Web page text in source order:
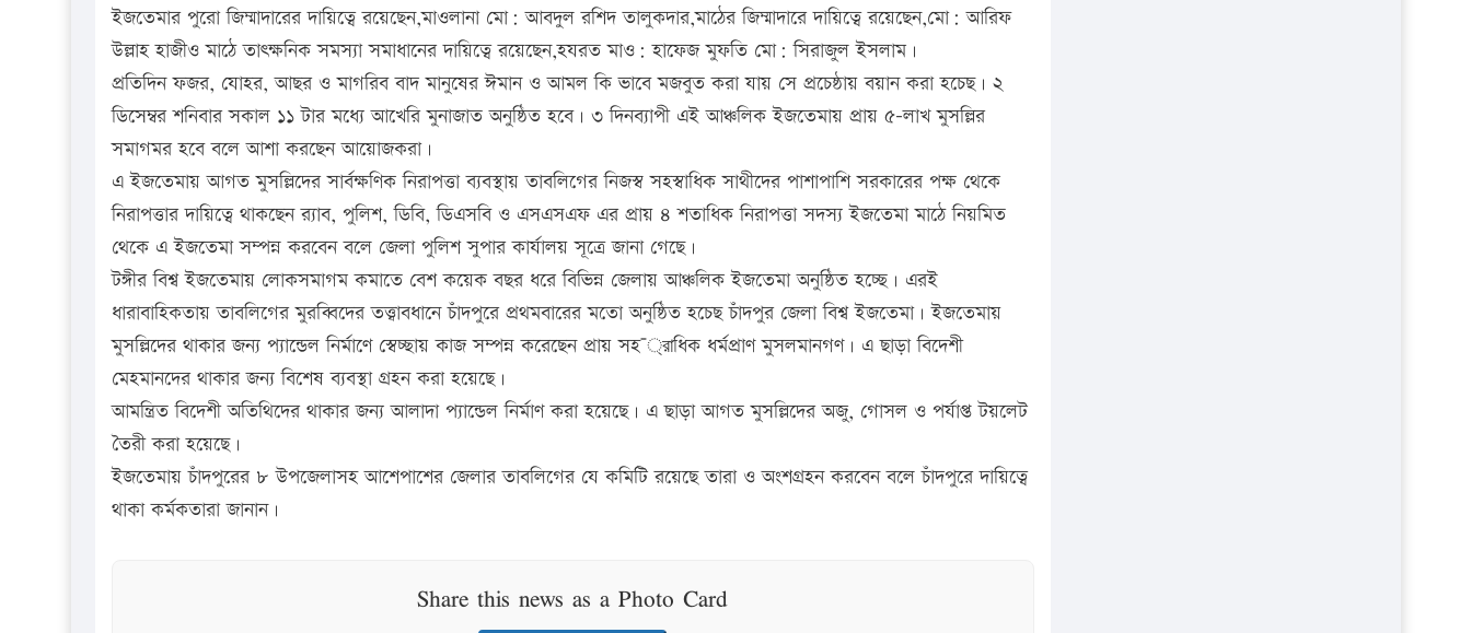
ইজতেমার পুরো জিম্মাদারের দায়িত্বে রয়েছেন,মাওলানা মো: আবদুল রশিদ তালুকদার,মাঠের জিম্মাদারে দায়িত্বে রয়েছেন,মো: আরিফ
উল্লাহ হাজীও মাঠে তাৎক্ষনিক সমস্যা সমাধানের দায়িত্বে রয়েছেন,হযরত মাও: হাফেজ মুফতি মো: সিরাজুল ইসলাম।
প্রতিদিন ফজর, যোহর, আছর ও মাগরিব বাদ মানুষের ঈমান ও আমল কি ভাবে মজবুত করা যায় সে প্রচেষ্ঠায় বয়ান করা হচেছ। ২
ডিসেম্বর শনিবার সকাল ১১ টার মধ্যে আখেরি মুনাজাত অনুষ্ঠিত হবে। ৩ দিনব্যাপী এই আঞ্চলিক ইজতেমায় প্রায় ৫-লাখ মুসল্লির
সমাগমর হবে বলে আশা করছেন আয়োজকরা।
এ ইজতেমায় আগত মুসল্লিদের সার্বক্ষণিক নিরাপত্তা ব্যবস্থায় তাবলিগের নিজস্ব সহস্বাধিক সাথীদের পাশাপাশি সরকারের পক্ষ থেকে
নিরাপত্তার দায়িত্বে থাকছেন র‌্যাব, পুলিশ, ডিবি, ডিএসবি ও এসএসএফ এর প্রায় ৪ শতাধিক নিরাপত্তা সদস্য ইজতেমা মাঠে নিয়মিত
থেকে এ ইজতেমা সম্পন্ন করবেন বলে জেলা পুলিশ সুপার কার্যালয় সূত্রে জানা গেছে।
টঙ্গীর বিশ্ব ইজতেমায় লোকসমাগম কমাতে বেশ কয়েক বছর ধরে বিভিন্ন জেলায় আঞ্চলিক ইজতেমা অনুষ্ঠিত হচ্ছে। এরই
ধারাবাহিকতায় তাবলিগের মুরব্বিদের তত্ত্বাবধানে চাঁদপুরে প্রথমবারের মতো অনুষ্ঠিত হচেছ চাঁদপুর জেলা বিশ্ব ইজতেমা। ইজতেমায়
মুসল্লিদের থাকার জন্য প্যান্ডেল নির্মাণে স্বেচ্ছায় কাজ সম্পন্ন করেছেন প্রায় সহ¯্রাধিক ধর্মপ্রাণ মুসলমানগণ। এ ছাড়া বিদেশী
মেহমানদের থাকার জন্য বিশেষ ব্যবস্থা গ্রহন করা হয়েছে।
আমন্ত্রিত বিদেশী অতিথিদের থাকার জন্য আলাদা প্যান্ডেল নির্মাণ করা হয়েছে। এ ছাড়া আগত মুসল্লিদের অজু, গোসল ও পর্যাপ্ত টয়লেট
তৈরী করা হয়েছে।
ইজতেমায় চাঁদপুরের ৮ উপজেলাসহ আশেপাশের জেলার তাবলিগের যে কমিটি রয়েছে তারা ও অংশগ্রহন করবেন বলে চাঁদপুরে দায়িত্বে
থাকা কর্মকতারা জানান।
Share this news as a Photo Card